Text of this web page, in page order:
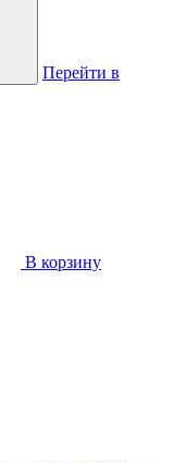
Перейти в
В корзину